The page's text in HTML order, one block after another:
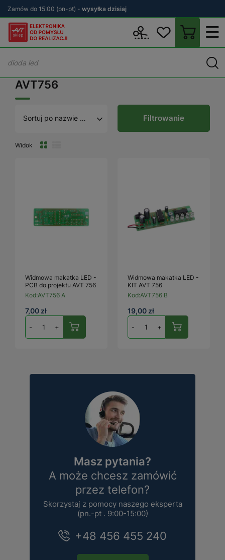
Zamów do 15:00 (pn-pt) - wysyłka dzisiaj
AVT756
Sortuj po nazwie A - Z
Widok
Filtrowanie
Widmowa makatka LED -
PCB do projektu AVT 756
Kod:AVT756 A
7,00 zł
- +
Widmowa makatka LED -
KIT AVT 756
Kod:AVT756 B
19,00 zł
- +
Masz pytania?
A może chcesz zamówić
przez telefon?
Skorzystaj z pomocy naszego eksperta
(pn.-pt . 9:00-15:00)
+48 456 455 240